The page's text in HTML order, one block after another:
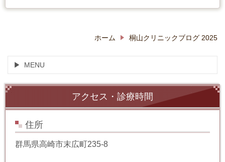
ホーム 桐山クリニックブログ 2025
MENU
アクセス・診療時間
住所
群馬県高崎市末広町235-8